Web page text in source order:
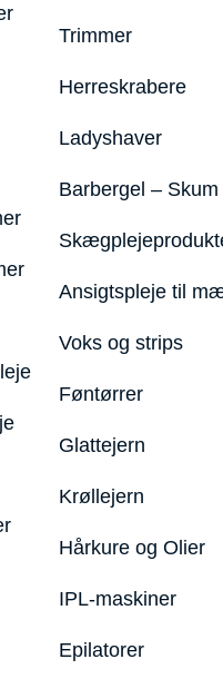
Trimmer
Herreskrabere
Ladyshaver
Barbergel – Skum
Ansigtspleje til
Voks og strips
Føntørrer
Glattejern
Krøllejern
Hårkure og Olier
IPL-maskiner
Epilatorer